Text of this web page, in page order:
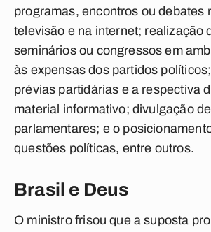
programas, encontros ou debates
televisão e na internet; realização
seminários ou congressos em
às expensas dos partidos
prévias partidárias e a respectiva
material informativo; divulgação
parlamentares; e o
questões políticas, entre outros.
Brasil e Deus
O ministro frisou que a suposta